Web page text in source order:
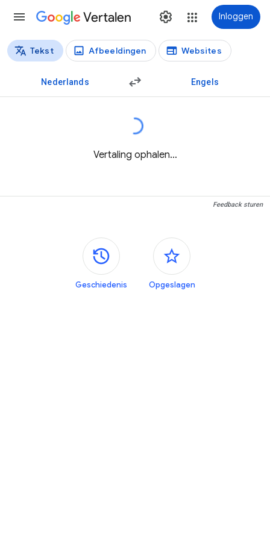
Vertalen Inloggen
Vertaaltypen
Tekst Afbeeldingen Websites
Nederlands Engels
Vertaling ophalen…
Feedback sturen
Zijvensters
Geschiedenis Opgeslagen